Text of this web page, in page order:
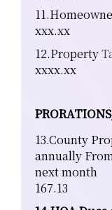
xxx.xx
12.Property
xxxx.xx
13.County
annually
next month
167.13